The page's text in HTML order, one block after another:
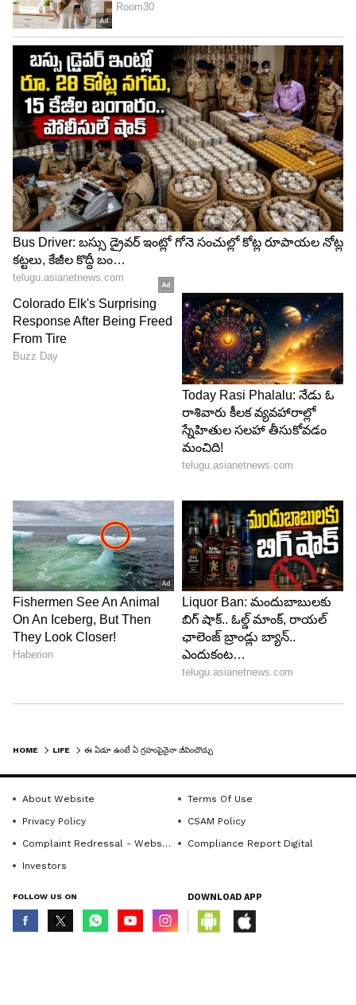
7.భౌగోళిక మార్పులుండాలి..
అగ్ని పర్వతాలు ఎంతో ప్రమాదకరమని అందరూ భావిస్తారు.
కాని అవి బద్దలవుతూ ఉండాలి. అప్పడు మాత్రమే
వాయువులు రీసైక్లింగ్ అవుతాయి. పర్వతాలు కూడా
కాలానుగుణంగా మార్పులు చెందాలి. ఇతర గ్రహాలపై
ఇలాంటి వాతావరణం కోసం శాస్త్రవేత్తలు పరిశోధనలు
చేస్తారు.
LATEST VIDEOS
ABOUT THE AUTHOR
NS Naga Surya Phani Kumar
ఫణి కుమార్ తొమ్మిదేళ్లకు పైగా జర్నలిజంలో ఉన్నారు. అనేక
సంస్థల్లో పొలిటికల్, బిజినెస్, లైఫ్ స్టైల్ విభాగాల్లో పనిచేశారు.
‘ఈనాడు’ సంస్థలో తొమ్మిదేళ్లుగా రాజకీయ వార్తలను కవర్ చేశారు.
ప్రస్తుతం ‘ఆసియా నెట్ న్యూస్ తెలుగు’లో సీనియర్ సబ్ ఎడిటర్‌గా
పనిచేస్తున్నారు. బిజినెస్, లైఫ్ స్టైల్ వార్తలను రాస్తున్నారు.
ఈయనకు జ్యోతిష్యం, జాతకం, ఆధ్యాత్మికం తదితర రంగాల్లోనూ
Follow Us
HOME LIFE ఈ ఏడూ ఉంటే ఏ గ్రహంపైనైనా జీవించొచ్చు
About Website
Terms Of Use
Privacy Policy
CSAM Policy
Complaint Redressal - Website
Compliance Report Digital
Investors
FOLLOW US ON DOWNLOAD APP